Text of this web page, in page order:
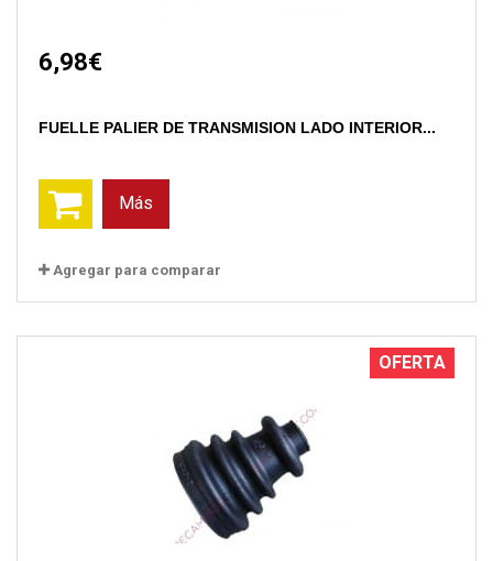
6,98€
FUELLE PALIER DE TRANSMISION LADO INTERIOR...
Más
Agregar para comparar
OFERTA